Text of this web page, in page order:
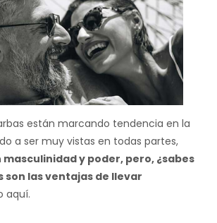
están marcando tendencia en la
a ser muy vistas en todas partes,
y poder, pero, ¿sabes
las ventajas de llevar
aquí.